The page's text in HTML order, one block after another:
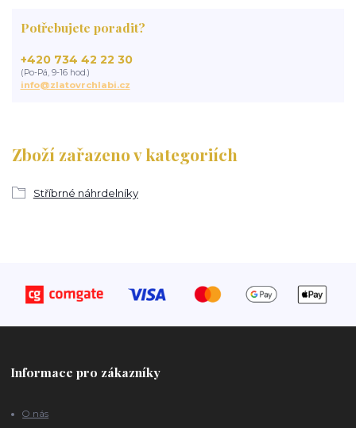
Zboží zařazeno v kategoriích
Stříbrné náhrdelníky
Potřebujete poradit?
+420 734 42 22 30
(Po-Pá, 9-16 hod.)
info@zlatovrchlabi.cz
Informace pro zákazníky
O nás